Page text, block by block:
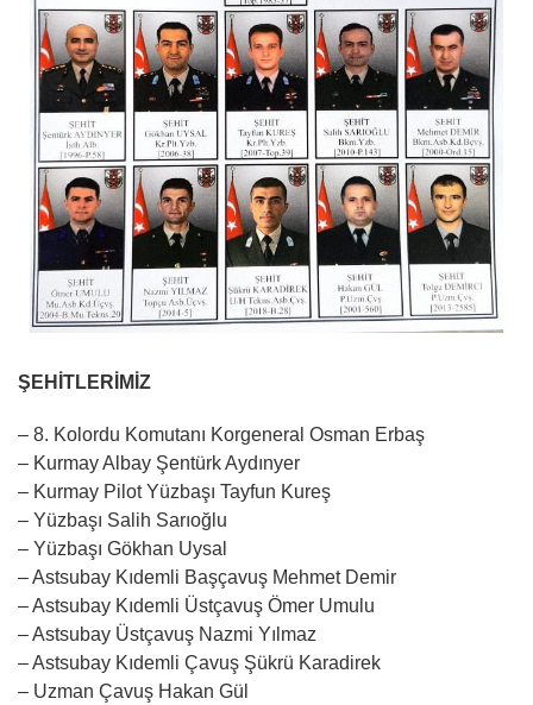
ŞEHİTLERİMİZ
– 8. Kolordu Komutanı Korgeneral Osman Erbaş
– Kurmay Albay Şentürk Aydınyer
– Kurmay Pilot Yüzbaşı Tayfun Kureş
– Yüzbaşı Salih Sarıoğlu
– Yüzbaşı Gökhan Uysal
– Astsubay Kıdemli Başçavuş Mehmet Demir
– Astsubay Kıdemli Üstçavuş Ömer Umulu
– Astsubay Üstçavuş Nazmi Yılmaz
– Astsubay Kıdemli Çavuş Şükrü Karadirek
– Uzman Çavuş Hakan Gül